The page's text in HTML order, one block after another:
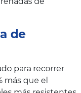
de
para recorrer
más que el